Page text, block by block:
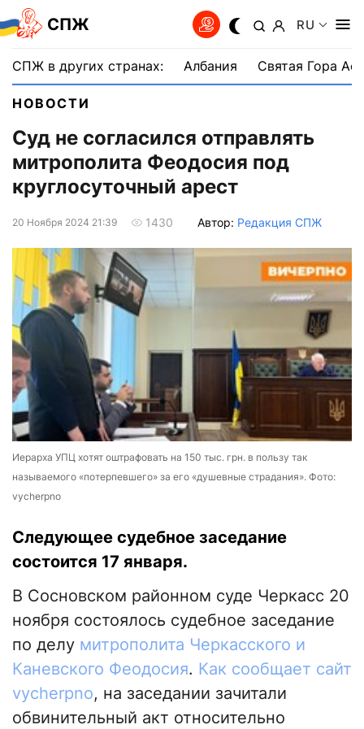
СПЖ RU
СПЖ в других странах: Албания Святая Гора
НОВОСТИ
Суд не согласился отправлять
митрополита Феодосия под
круглосуточный арест
20 Ноября 2024 21:39 1430 Автор: Редакция СПЖ
Иерарха УПЦ хотят оштрафовать на 150 тыс. грн. в пользу так
называемого «потерпевшего» за его «душевные страдания». Фото:
vycherpno
Следующее судебное заседание
состоится 17 января.
В Сосновском районном суде Черкасс 20
ноября состоялось судебное заседание
по делу митрополита Черкасского и
Каневского Феодосия. Как сообщает сайт
vycherpno, на заседании зачитали
обвинительный акт относительно